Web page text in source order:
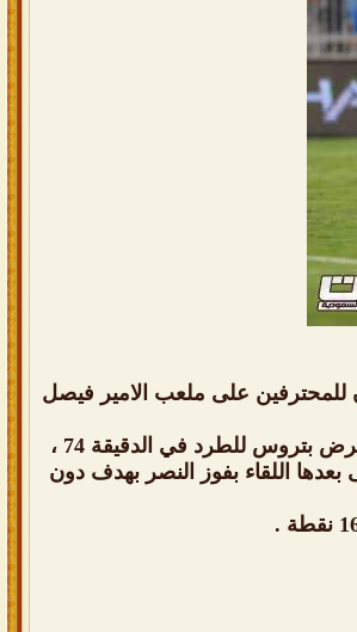
على ملعب الامير فيصل
تقدم النصر في الشوط الاول عبر احمد موسى في الدقيقة 35 ، وفي الشوط الثاني واصل النصر افضليته حتى تعرض بتروس للطرد في الدقيقة 74 ،
فيما شكلت مرتدات النصر خطورة حتى تعرض جمال بلعمري للطرد في الدقيقة 94 ، انتهى بعدها اللقاء بفوز النصر بهدف دون